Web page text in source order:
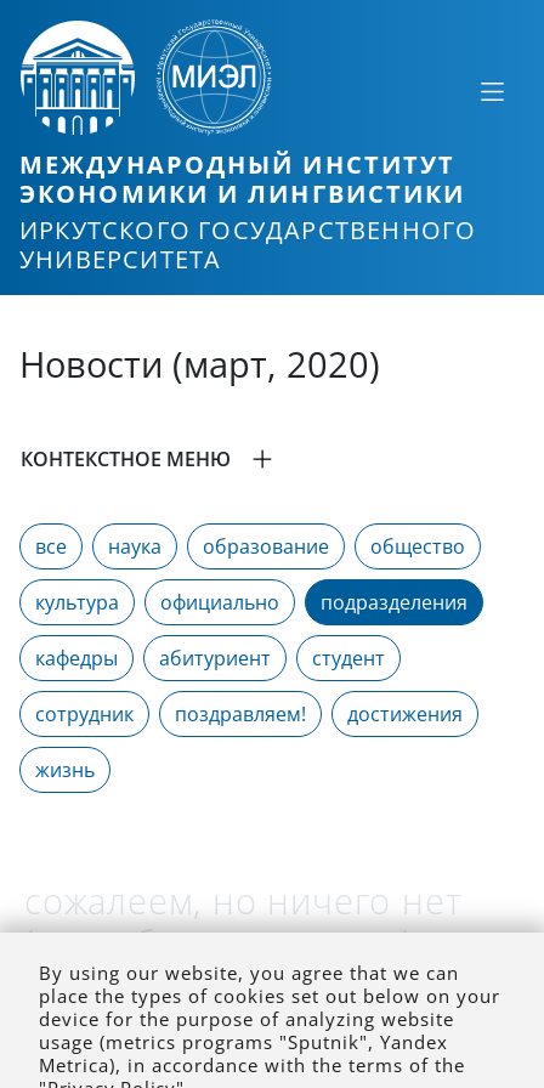
МЕЖДУНАРОДНЫЙ ИНСТИТУТ
ЭКОНОМИКИ И ЛИНГВИСТИКИ
ИРКУТСКОГО ГОСУДАРСТВЕННОГО
УНИВЕРСИТЕТА
Новости (март, 2020)
КОНТЕКСТНОЕ МЕНЮ
все наука образование общество
культура официально подразделения
кафедры абитуриент студент
сотрудник поздравляем! достижения
жизнь
сожалеем, но ничего нет
(на выбранное время)
By using our website, you agree that we can
place the types of cookies set out below on your
device for the purpose of analyzing website
usage (metrics programs "Sputnik", Yandex
Metrica), in accordance with the terms of the